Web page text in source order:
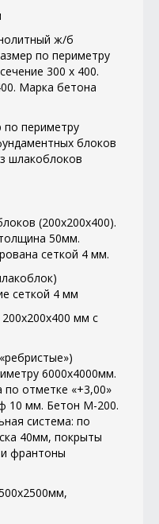
ж/б
по периметру
300 х 400.
Марка бетона
по периметру
блоков
шлакоблоков
(200х200х400).
50мм.
сеткой 4 мм.
сеткой 4 мм
мм с
6000х4000мм.
по отметке «+3,00»
10 мм. Бетон М-200.
система: по
40мм, покрыты
франтоны